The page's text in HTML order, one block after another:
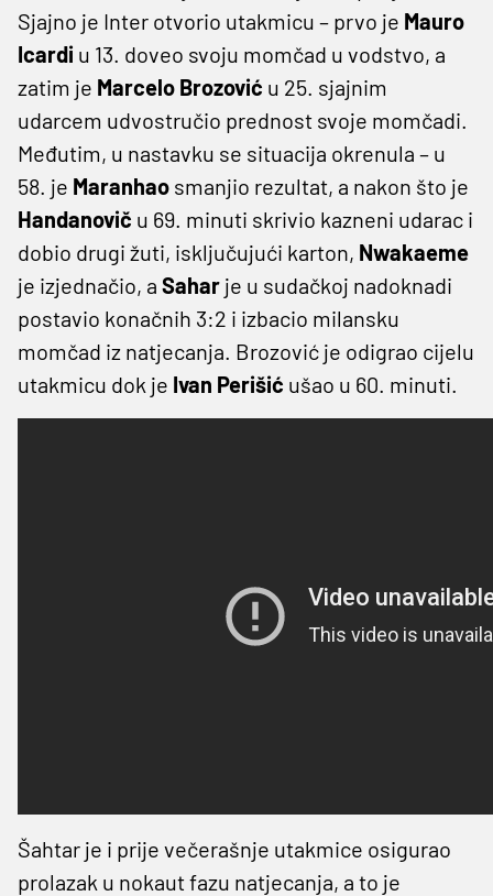
Sjajno je Inter otvorio utakmicu – prvo je Mauro
Icardi u 13. doveo svoju momčad u vodstvo, a
zatim je Marcelo Brozović u 25. sjajnim
udarcem udvostručio prednost svoje momčadi.
Međutim, u nastavku se situacija okrenula – u
58. je Maranhao smanjio rezultat, a nakon što je
Handanovič u 69. minuti skrivio kazneni udarac i
dobio drugi žuti, isključujući karton, Nwakaeme
je izjednačio, a Sahar je u sudačkoj nadoknadi
postavio konačnih 3:2 i izbacio milansku
momčad iz natjecanja. Brozović je odigrao cijelu
utakmicu dok je Ivan Perišić ušao u 60. minuti.
Šahtar je i prije večerašnje utakmice osigurao
prolazak u nokaut fazu natjecanja, a to je